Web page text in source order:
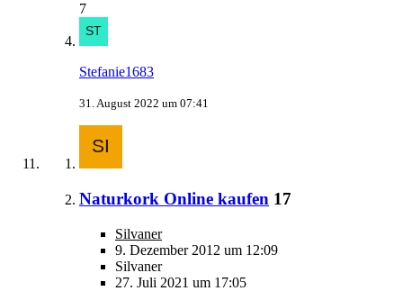
7
Stefanie1683
31. August 2022 um 07:41
Naturkork Online kaufen 17
Silvaner
9. Dezember 2012 um 12:09
Silvaner
27. Juli 2021 um 17:05